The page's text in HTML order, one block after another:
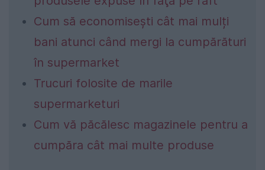
Cum să economisești cât mai mulți
bani atunci când mergi la cumpărături
în supermarket
Trucuri folosite de marile
supermarketuri
Cum vă păcălesc magazinele pentru a
cumpăra cât mai multe produse